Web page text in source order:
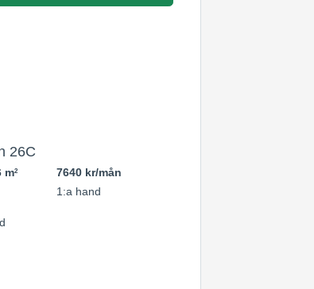
26C
m2
7640 kr/mån
1:a hand